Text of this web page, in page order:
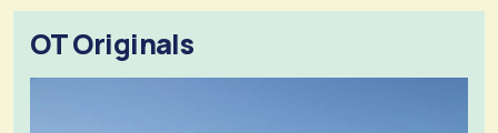
OT Originals